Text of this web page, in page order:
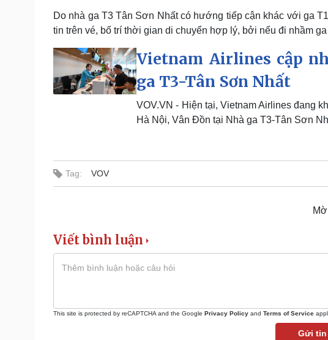
Do nhà ga T3 Tân Sơn Nhất có hướng tiếp cận khác với ga
tin trên vé, bố trí thời gian di chuyển hợp lý, bởi nếu đi nhầm
Vietnam Airlines cập
ga T3-Tân Sơn Nhất
VOV.VN - Hiện tại, Vietnam Airlines đang
Hà Nội, Vân Đồn tại Nhà ga T3-Tân Sơn
Tag: VOV
Viết bình luận
This site is protected by reCAPTCHA and the Google Privacy Policy and Terms of Service
Gửi tin